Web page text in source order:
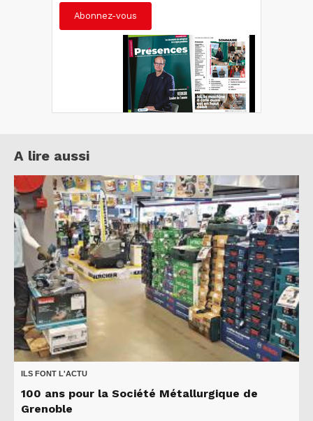
Abonnez-vous
A lire aussi
ILS FONT L'ACTU
100 ans pour la Société Métallurgique de
Grenoble